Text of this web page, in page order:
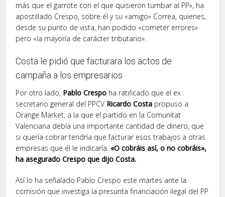
más que el garrote con el que quisieron tumbar al PP», ha
apostillado Crespo, sobre él y su «amigo» Correa, quienes,
desde su punto de vista, han podido «cometer errores»
pero «la mayoría de carácter tributario».
Costa le pidió que facturara los actos de
campaña a los empresarios
Por otro lado, Pablo Crespo ha ratificado que el ex
secretario general del PPCV Ricardo Costa propuso a
Orange Market, a la que el partido en la Comunitat
Valenciana debía una importante cantidad de dinero, que
si quería cobrar tendría que facturar esos trabajos a otras
empresas que él le indicaría. «O cobráis así, o no cobráis»,
ha asegurado Crespo que dijo Costa.
Así lo ha señalado Pablo Crespo este martes ante la
comisión que investiga la presunta financiación ilegal del PP